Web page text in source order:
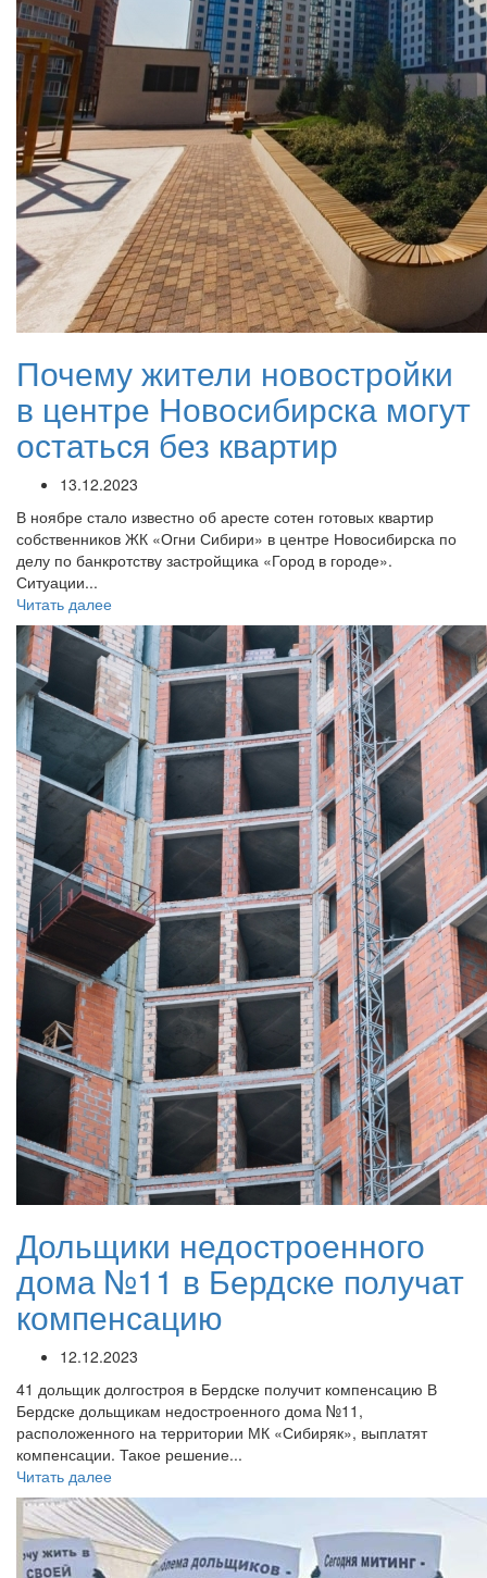
Почему жители новостройки
в центре Новосибирска могут
остаться без квартир
13.12.2023
В ноябре стало известно об аресте сотен готовых квартир
собственников ЖК «Огни Сибири» в центре Новосибирска по
делу по банкротству застройщика «Город в городе».
Ситуации...
Читать далее
Дольщики недостроенного
дома №11 в Бердске получат
компенсацию
12.12.2023
41 дольщик долгостроя в Бердске получит компенсацию В
Бердске дольщикам недостроенного дома №11,
расположенного на территории МК «Сибиряк», выплатят
компенсации. Такое решение...
Читать далее